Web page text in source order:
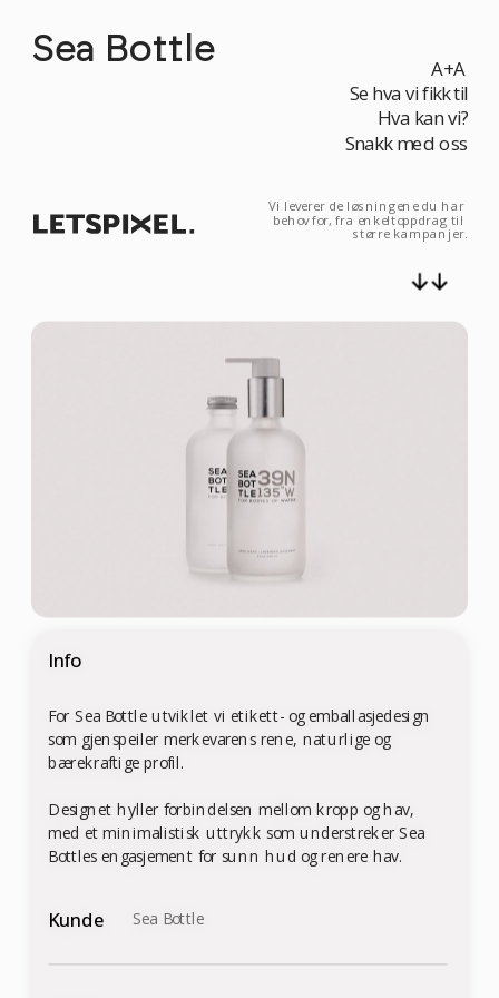
Sea Bottle
Vi leverer de løsningene du har
behov for, fra enkeltoppdrag til
større kampanjer.
Info
For Sea Bottle utviklet vi etikett- og emballasjedesign
som gjenspeiler merkevarens rene, naturlige og
bærekraftige profil.
Designet hyller forbindelsen mellom kropp og hav,
med et minimalistisk uttrykk som understreker Sea
Bottles engasjement for sunn hud og renere hav.
Kunde Sea Bottle
A+A
Se hva vi fikk til
Hva kan vi?
Snakk med oss